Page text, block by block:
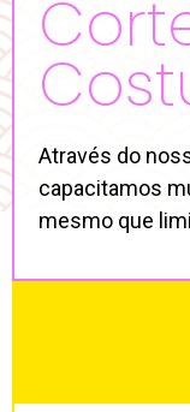
Através do
capacitamos
mesmo que